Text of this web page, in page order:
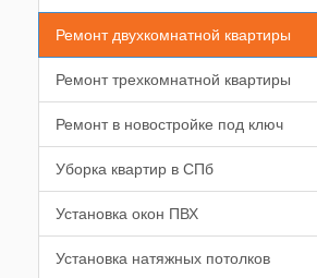
Ремонт двухкомнатной квартиры
Ремонт трехкомнатной квартиры
Ремонт в новостройке под ключ
Уборка квартир в СПб
Установка окон ПВХ
Установка натяжных потолков